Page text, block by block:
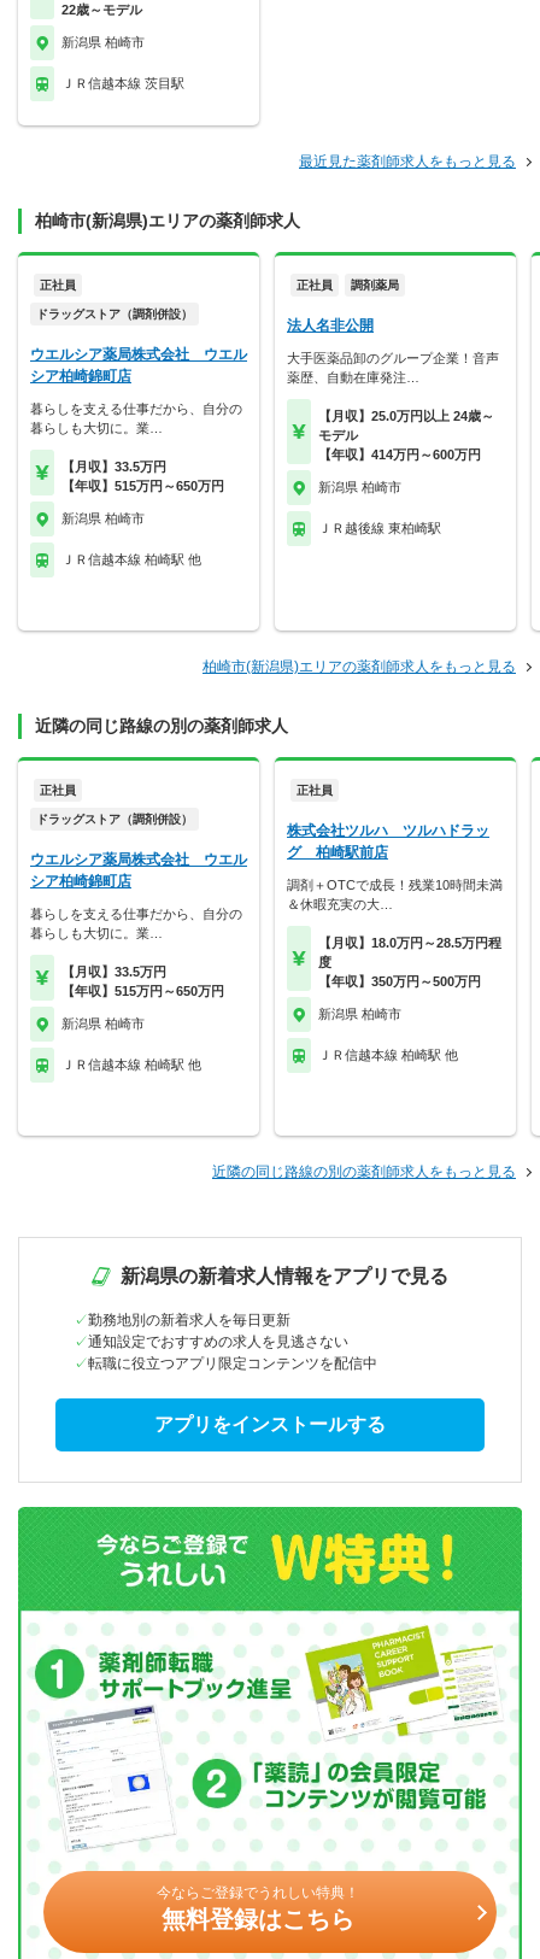
22歳～モデル
新潟県 柏崎市
ＪＲ信越本線 茨目駅
最近見た薬剤師求人をもっと見る
柏崎市(新潟県)エリアの薬剤師求人
正社員
ドラッグストア（調剤併設）
ウエルシア薬局株式会社 ウエル
シア柏崎錦町店
暮らしを支える仕事だから、自分の
暮らしも大切に。業…
【月収】33.5万円
【年収】515万円～650万円
新潟県 柏崎市
ＪＲ信越本線 柏崎駅 他
正社員 調剤薬局
法人名非公開
大手医薬品卸のグループ企業！音声
薬歴、自動在庫発注…
【月収】25.0万円以上 24歳～
モデル
【年収】414万円～600万円
新潟県 柏崎市
ＪＲ越後線 東柏崎駅
柏崎市(新潟県)エリアの薬剤師求人をもっと見る
近隣の同じ路線の別の薬剤師求人
正社員
ドラッグストア（調剤併設）
ウエルシア薬局株式会社 ウエル
シア柏崎錦町店
暮らしを支える仕事だから、自分の
暮らしも大切に。業…
【月収】33.5万円
【年収】515万円～650万円
新潟県 柏崎市
ＪＲ信越本線 柏崎駅 他
正社員
株式会社ツルハ ツルハドラッ
グ 柏崎駅前店
調剤＋OTCで成長！残業10時間未満
＆休暇充実の大…
【月収】18.0万円～28.5万円程
度
【年収】350万円～500万円
新潟県 柏崎市
ＪＲ信越本線 柏崎駅 他
近隣の同じ路線の別の薬剤師求人をもっと見る
新潟県の新着求人情報をアプリで見る
勤務地別の新着求人を毎日更新
通知設定でおすすめの求人を見逃さない
転職に役立つアプリ限定コンテンツを配信中
アプリをインストールする
今ならご登録でうれしい特典！
無料登録はこちら